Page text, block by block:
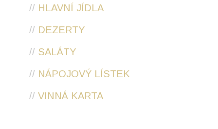
// HLAVNÍ JÍDLA
// DEZERTY
// SALÁTY
// NÁPOJOVÝ LÍSTEK
// VINNÁ KARTA